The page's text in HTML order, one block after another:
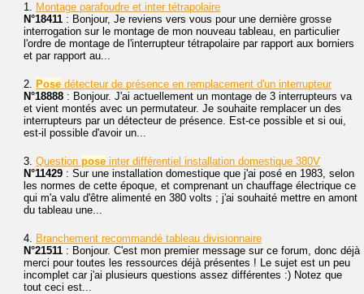
1. Montage parafoudre et inter tétrapolaire
N°18411 : Bonjour, Je reviens vers vous pour une dernière grosse
interrogation sur le montage de mon nouveau tableau, en particulier
l'ordre de montage de l'interrupteur tétrapolaire par rapport aux borniers
et par rapport au...
2. Pose détecteur de présence en remplacement d'un interrupteur
N°18888 : Bonjour. J'ai actuellement un montage de 3 interrupteurs va
et vient montés avec un permutateur. Je souhaite remplacer un des
interrupteurs par un détecteur de présence. Est-ce possible et si oui,
est-il possible d'avoir un...
3. Question pose inter différentiel installation domestique 380V
N°11429 : Sur une installation domestique que j'ai posé en 1983, selon
les normes de cette époque, et comprenant un chauffage électrique ce
qui m'a valu d'être alimenté en 380 volts ; j'ai souhaité mettre en amont
du tableau une...
4. Branchement recommandé tableau divisionnaire
N°21511 : Bonjour. C'est mon premier message sur ce forum, donc déjà
merci pour toutes les ressources déjà présentes ! Le sujet est un peu
incomplet car j'ai plusieurs questions assez différentes :) Notez que
tout ceci est...